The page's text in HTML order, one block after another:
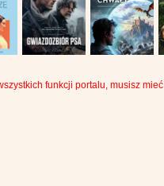
funkcji portalu, musisz mieć